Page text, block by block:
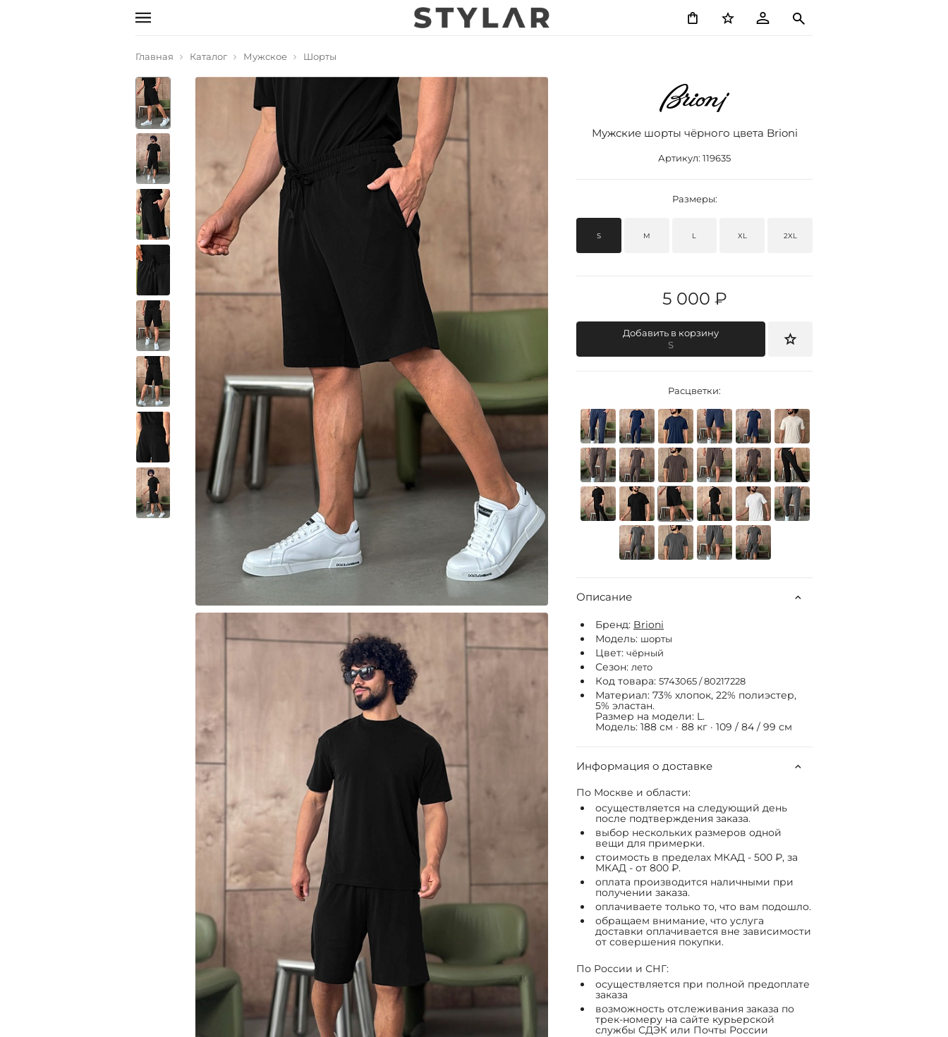
Главная Каталог Мужское Шорты
Мужские шорты чёрного цвета Brioni
Артикул: 119635
Размеры:
S M L XL 2XL
5 000 ₽
Добавить в корзину
S
Расцветки:
Описание
Бренд: Brioni
Модель: шорты
Цвет: чёрный
Сезон: лето
Код товара: 5743065 / 80217228
Материал: 73% хлопок, 22% полиэстер,
5% эластан.
Размер на модели: L.
Модель: 188 см · 88 кг · 109 / 84 / 99 см
Информация о доставке
По Москве и области:
осуществляется на следующий день
после подтверждения заказа.
выбор нескольких размеров одной
вещи для примерки.
стоимость в пределах МКАД - 500 ₽, за
МКАД - от 800 ₽.
оплата производится наличными при
получении заказа.
оплачиваете только то, что вам подошло.
обращаем внимание, что услуга
доставки оплачивается вне зависимости
от совершения покупки.
По России и СНГ:
осуществляется при полной предоплате
заказа
возможность отслеживания заказа по
трек-номеру на сайте курьерской
службы СДЭК или Почты России